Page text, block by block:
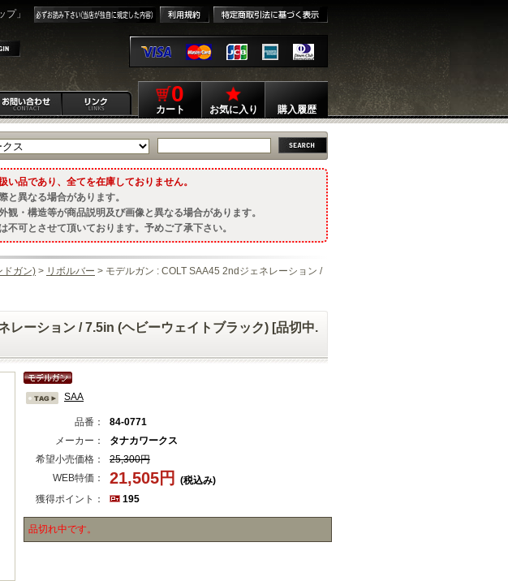
」
0
カート お気に入り 購入履歴
い品であり、全てを在庫しておりません。
と異なる場合があります。
観・構造等が商品説明及び画像と異なる場合があります。
不可とさせて頂いております。予めご了承下さい。
ドガン) > リボルバー > モデルガン : COLT SAA45 2ndジェネレーション /
レーション / 7.5in (ヘビーウェイトブラック) [品切中.
SAA
品番：
84-0771
メーカー：
タナカワークス
希望小売価格：
25,300円
WEB特価：
21,505円
(税込み)
獲得ポイント：
195
品切れ中です。